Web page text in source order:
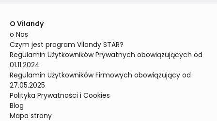
O Vilandy
o Nas
Czym jest program Vilandy STAR?
Regulamin Użytkowników Prywatnych obowiązujących od
01.11.2024
Regulamin Użytkowników Firmowych obowiązujący od
27.05.2025
Polityka Prywatności i Cookies
Blog
Mapa strony